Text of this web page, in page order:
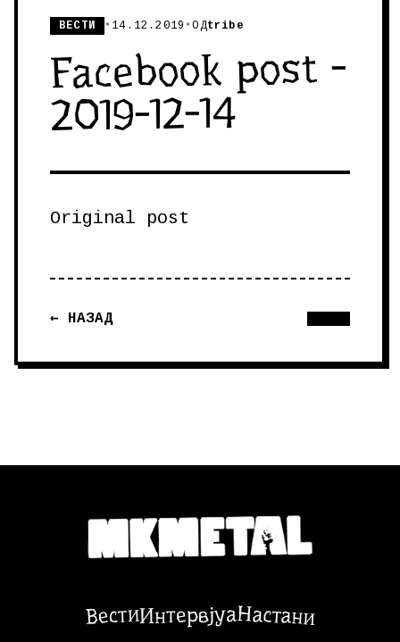
ВЕСТИ • 14.12.2019 •ОДtribe
Facebook post -
2019-12-14
Original post
← НАЗАД
ВестиИнтервјуаНастани